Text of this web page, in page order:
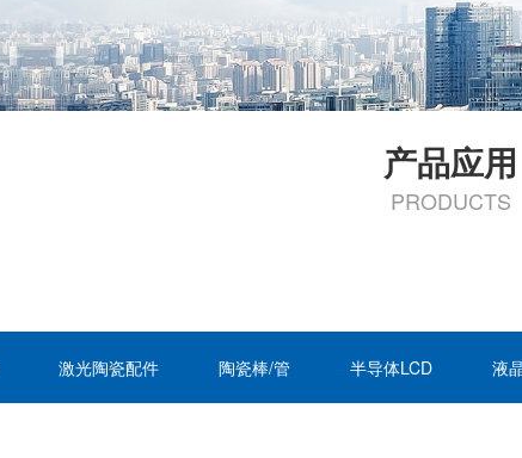
产品应用
PRODUCTS
激光陶瓷配件 陶瓷棒/管 半导体LCD 液